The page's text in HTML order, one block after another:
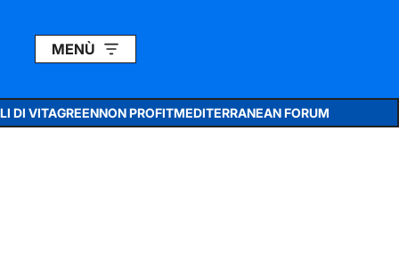
MENÙ
DI VITAGREENNON PROFITMEDITERRANEAN FORUM